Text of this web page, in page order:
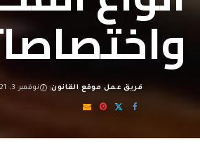
Posted
by
فريق عمل موقع القانون نوفمبر 3, 2021